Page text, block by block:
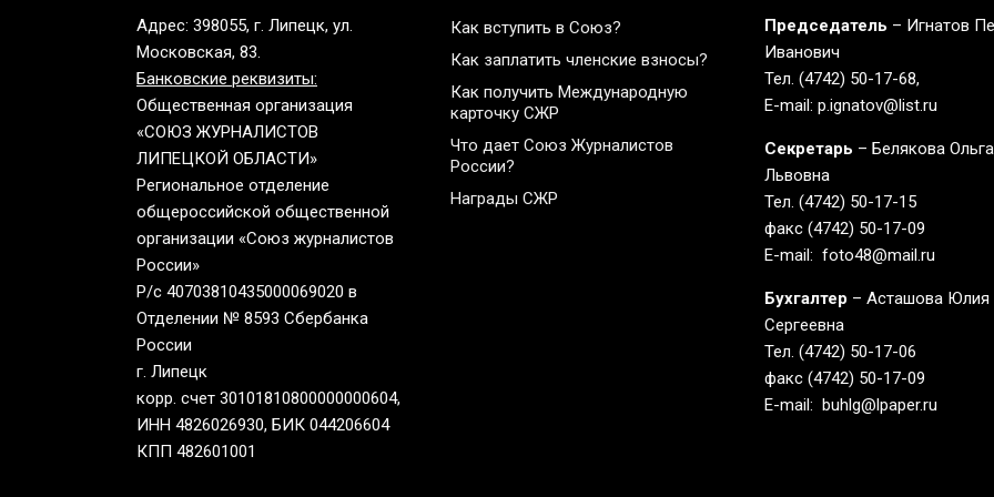
Адрес: 398055, г. Липецк, ул.
Московская, 83.
Банковские реквизиты:
Общественная организация
«СОЮЗ ЖУРНАЛИСТОВ
ЛИПЕЦКОЙ ОБЛАСТИ»
Региональное отделение
общероссийской общественной
организации «Союз журналистов
России»
Р/с 40703810435000069020 в
Отделении № 8593 Сбербанка
России
г. Липецк
корр. счет 30101810800000000604,
ИНН 4826026930, БИК 044206604
КПП 482601001
Как вступить в Союз?
Как заплатить членские взносы?
Как получить Международную
карточку СЖР
Что дает Союз Журналистов
России?
Награды СЖР
Председатель – Игнатов
Иванович
Тел. (4742) 50-17-68,
E-mail: p.ignatov@list.ru
Секретарь – Белякова Ольга
Львовна
Тел. (4742) 50-17-15
факс (4742) 50-17-09
E-mail: foto48@mail.ru
Бухгалтер – Асташова Юлия
Сергеевна
Тел. (4742) 50-17-06
факс (4742) 50-17-09
E-mail: buhlg@lpaper.ru